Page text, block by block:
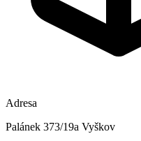
Adresa
Palánek 373/19a Vyškov